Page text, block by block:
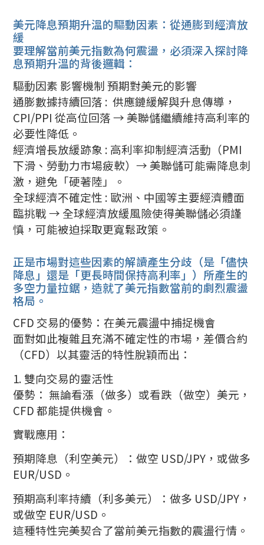
美元降息預期升溫的驅動因素：從通膨到經濟放
緩
要理解當前美元指數為何震盪，必須深入探討降
息預期升溫的背後邏輯：
驅動因素 影響機制 預期對美元的影響
通膨數據持續回落 : 供應鏈緩解與升息傳導，
CPI/PPI 從高位回落 → 美聯儲繼續維持高利率的
必要性降低。
經濟增長放緩跡象 : 高利率抑制經濟活動（PMI
下滑、勞動力市場疲軟）→ 美聯儲可能需降息刺
激，避免「硬著陸」。
全球經濟不確定性 : 歐洲、中國等主要經濟體面
臨挑戰 → 全球經濟放緩風險使得美聯儲必須謹
慎，可能被迫採取更寬鬆政策。
正是市場對這些因素的解讀產生分歧（是「儘快
降息」還是「更長時間保持高利率」）所產生的
多空力量拉鋸，造就了美元指數當前的劇烈震盪
格局。
CFD 交易的優勢：在美元震盪中捕捉機會
面對如此複雜且充滿不確定性的市場，差價合約
（CFD）以其靈活的特性脫穎而出：
1. 雙向交易的靈活性
優勢： 無論看漲（做多）或看跌（做空）美元，
CFD 都能提供機會。
實戰應用：
預期降息（利空美元）：做空 USD/JPY，或做多
EUR/USD。
預期高利率持續（利多美元）：做多 USD/JPY，
或做空 EUR/USD。
這種特性完美契合了當前美元指數的震盪行情。